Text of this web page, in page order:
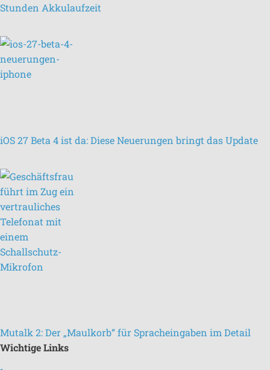
Stunden Akkulaufzeit
iOS 27 Beta 4 ist da: Diese Neuerungen bringt das Update
Mutalk 2: Der „Maulkorb“ für Spracheingaben im Detail
Wichtige Links